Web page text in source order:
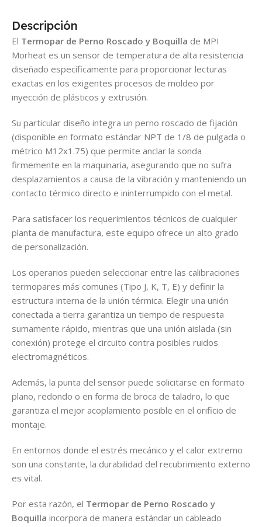
Descripción
El Termopar de Perno Roscado y Boquilla de MPI
Morheat es un sensor de temperatura de alta resistencia
diseñado específicamente para proporcionar lecturas
exactas en los exigentes procesos de moldeo por
inyección de plásticos y extrusión.
Su particular diseño integra un perno roscado de fijación
(disponible en formato estándar NPT de 1/8 de pulgada o
métrico M12x1.75) que permite anclar la sonda
firmemente en la maquinaria, asegurando que no sufra
desplazamientos a causa de la vibración y manteniendo un
contacto térmico directo e ininterrumpido con el metal.
Para satisfacer los requerimientos técnicos de cualquier
planta de manufactura, este equipo ofrece un alto grado
de personalización.
Los operarios pueden seleccionar entre las calibraciones
termopares más comunes (Tipo J, K, T, E) y definir la
estructura interna de la unión térmica. Elegir una unión
conectada a tierra garantiza un tiempo de respuesta
sumamente rápido, mientras que una unión aislada (sin
conexión) protege el circuito contra posibles ruidos
electromagnéticos.
Además, la punta del sensor puede solicitarse en formato
plano, redondo o en forma de broca de taladro, lo que
garantiza el mejor acoplamiento posible en el orificio de
montaje.
En entornos donde el estrés mecánico y el calor extremo
son una constante, la durabilidad del recubrimiento externo
es vital.
Por esta razón, el Termopar de Perno Roscado y
Boquilla incorpora de manera estándar un cableado